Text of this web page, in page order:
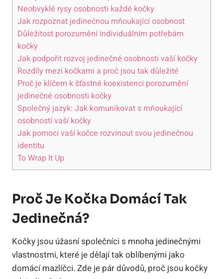
Neobvyklé rysy osobnosti každé kočky
Jak rozpoznat jedinečnou mňoukající osobnost
Důležitost porozumění individuálním potřebám
kočky
Jak podpořit rozvoj jedinečné osobnosti vaší kočky
Rozdíly mezi kočkami a proč jsou tak důležité
Proč je klíčem k šťastné koexistenci porozumění
jedinečné osobnosti kočky
Společný jazyk: Jak komunikovat s mňoukající
osobností vaší kočky
Jak pomoci vaší kočce rozvinout svou jedinečnou
identitu
To Wrap It Up
Proč Je Kočka Domácí Tak
Jedinečná?
Kočky jsou úžasní společníci s mnoha jedinečnými
vlastnostmi, které je dělají tak oblíbenými jako
domácí mazlíčci. Zde je pár důvodů, proč jsou kočky